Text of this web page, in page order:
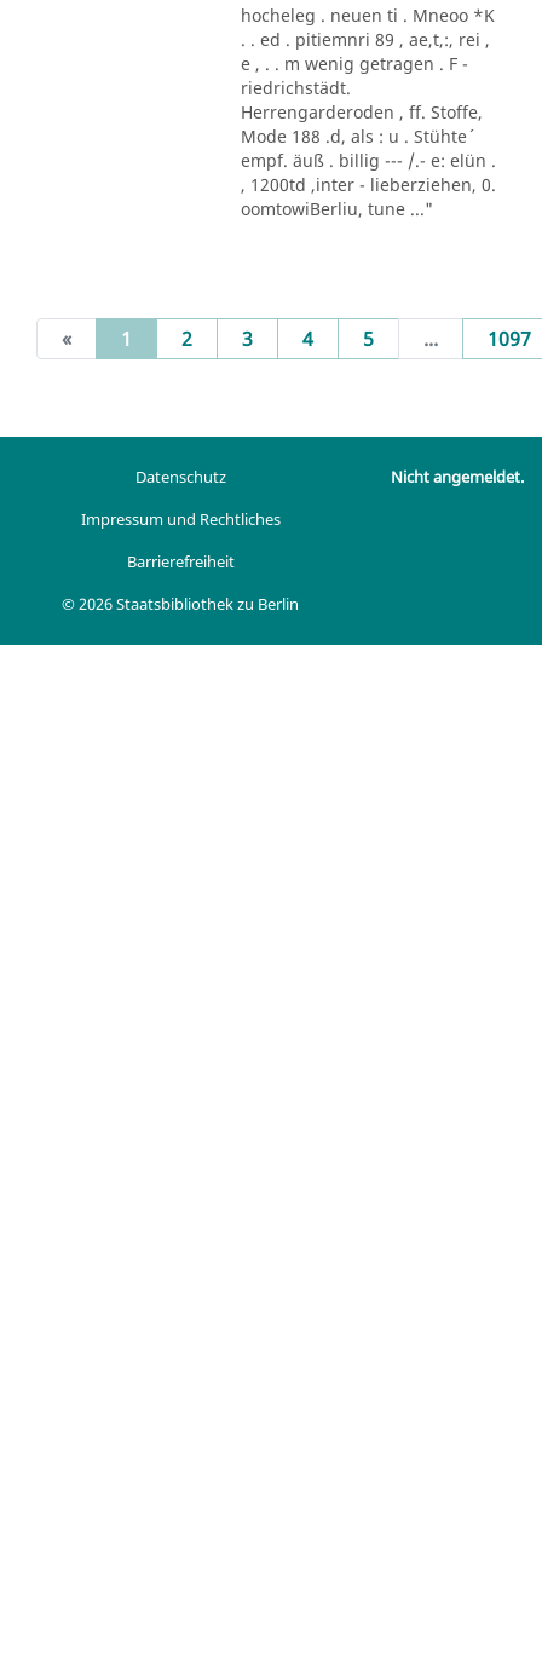
hocheleg . neuen ti . Mneoo *K
. . ed . pitiemnri 89 , ae,t,:, rei ,
e , . . m wenig getragen . F -
riedrichstädt.
Herrengarderoden , ff. Stoffe,
Mode 188 .d, als : u . Stühte´
empf. äuß . billig --- /.- e: elün .
, 1200td ,inter - lieberziehen, 0.
oomtowiBerliu, tune ..."
« 1 (current)
2 3 4 5 ... 1097
Datenschutz
Impressum und Rechtliches
Barrierefreiheit
© 2026 Staatsbibliothek zu Berlin
Nicht angemeldet.